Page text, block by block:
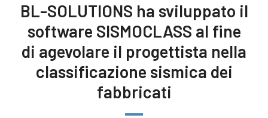
BL-SOLUTIONS ha sviluppato il
software SISMOCLASS al fine
di agevolare il progettista nella
classificazione sismica dei
fabbricati